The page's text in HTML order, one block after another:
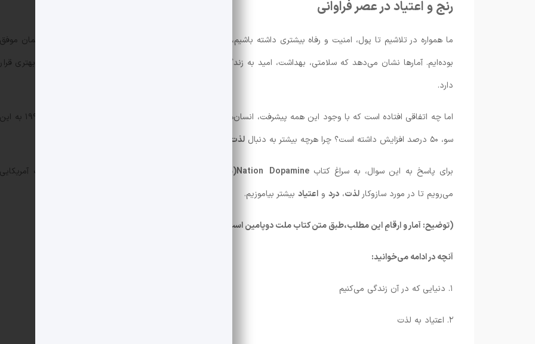
رنج و اعتیاد در عصر فراوانی
ما همواره در تلاشیم تا پول، امنیت و رفاه بیشتری داشته باشیم، کمتر کار کنیم و بیشتر به سفر برویم. از قضا در این تلاشمان موفق
بوده‌ایم. آمارها نشان می‌دهد که سلامتی، بهداشت، امید به زندگی، آموزش و
نسبت به گذشته در وضعیت بسیار بهتری قرار
دارد.
اما چه اتفاقی افتاده است که با وجود این همه پیشرفت، انسان‌ها
از سال ۱۹۹۰ به این
سو، ۵۰ درصد افزایش داشته است؟ چرا هرچه بیشتر به دنبال
لذت
برای پاسخ به این سوال، به سراغ کتاب Nation Dopamine (ملت دوپامین)
روانپزشک آمریکایی
می‌رویم تا در مورد سازوکار لذت، درد و اعتیاد بیشتر بیاموزیم.
(توضیح: آمار و ارقامِ این مطلب،طبق متن کتاب ملت دوپامین است که درسال ۲۰۲۱ منتشر شده.)
آنچه در ادامه می‌خوانید:
۱. دنیایی که در آن زندگی می‌کنیم
۲. اعتیاد به لذت